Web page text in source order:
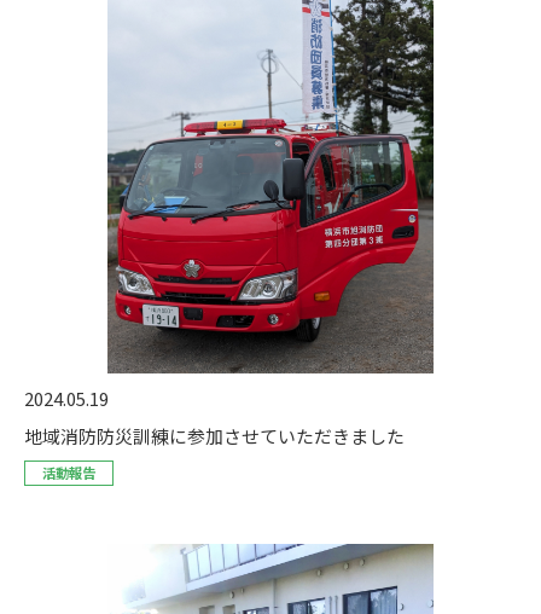
2024.05.19
地域消防防災訓練に参加させていただきました
活動報告